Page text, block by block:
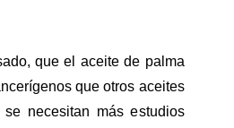
que el aceite de palma
que otros aceites
necesitan más estudios